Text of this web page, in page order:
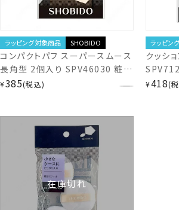
ラッピング対象商品 SHOBIDO
コンパクトパフ スーパースムース
長角型 2個入り SPV46030 粧美
堂 SHOBIDO shobido
¥385 税込
ラッピン
クッシ
¥418
在庫切れ